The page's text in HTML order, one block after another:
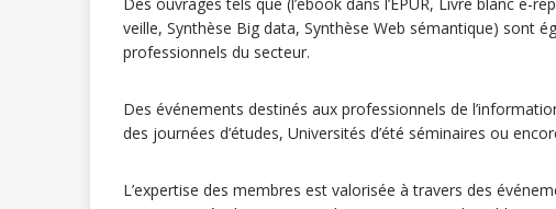
veille, Synthèse Big data, Synthèse Web sémantique) sont
professionnels du secteur.
Des événements destinés aux professionnels de
des journées d’études, Universités d’été séminaires ou
L’expertise des membres est valorisée à travers des